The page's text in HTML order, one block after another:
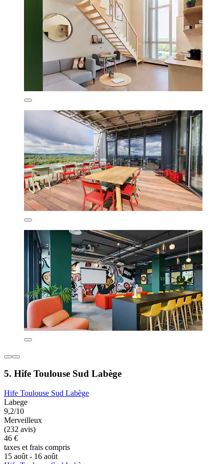
5. Hife Toulouse Sud Labège
Hife Toulouse Sud Labège
Labege
9,2/10
Merveilleux
(232 avis)
46 €
taxes et frais compris
15 août - 16 août